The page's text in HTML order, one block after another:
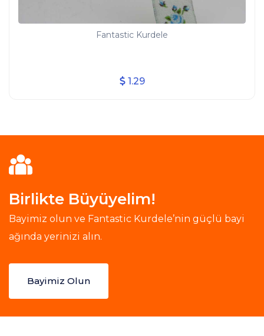
Fantastic Kurdele
1.29
Birlikte Büyüyelim!
Bayimiz olun ve Fantastic Kurdele’nin güçlü bayi
ağında yerinizi alın.
Bayimiz Olun